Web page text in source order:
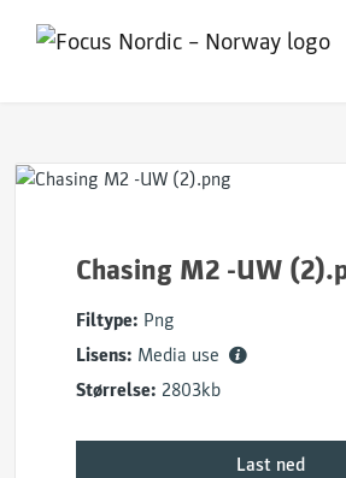
Chasing M2 -UW
Filtype: Png
Lisens: Media use
Størrelse: 2803kb
Last ned